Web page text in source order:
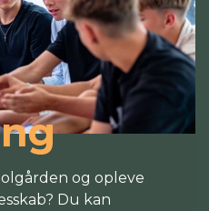
og opleve
Du kan